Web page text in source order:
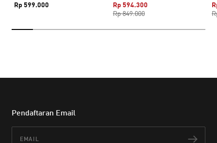
Rp 599.000
Rp 594.300
Rp 849.000
Pendaftaran Email